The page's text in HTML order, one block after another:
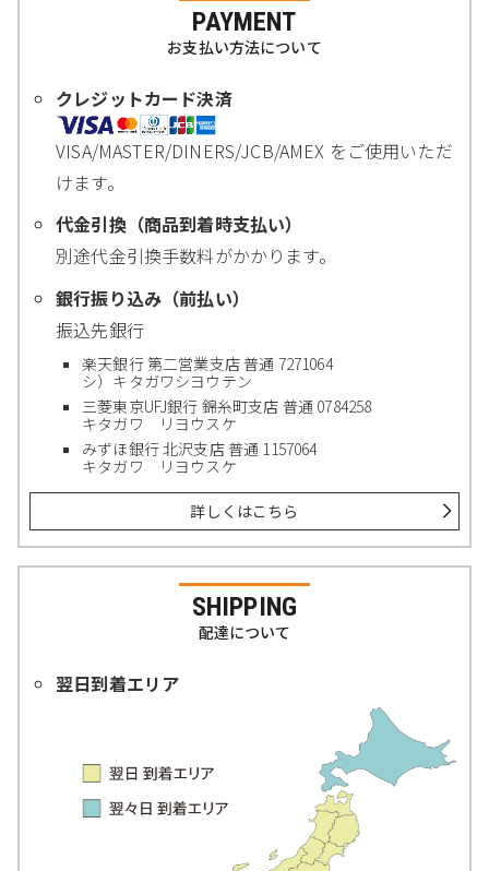
PAYMENT
お支払い方法について
クレジットカード決済
VISA/MASTER/DINERS/JCB/AMEX をご使用いただ
けます。
代金引換（商品到着時支払い）
別途代金引換手数料がかかります。
銀行振り込み（前払い）
振込先銀行
楽天銀行 第二営業支店 普通 7271064
シ）キタガワシヨウテン
三菱東京UFJ銀行 錦糸町支店 普通 0784258
キタガワ リヨウスケ
みずほ銀行 北沢支店 普通 1157064
キタガワ リヨウスケ
詳しくはこちら
SHIPPING
配達について
翌日到着エリア